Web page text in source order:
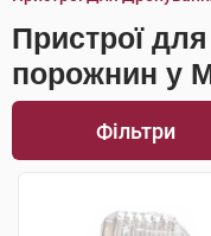
Пристрої
порожнин у
Фільтри